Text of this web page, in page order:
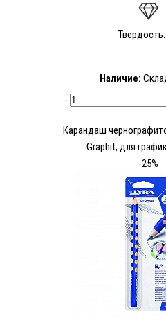
Наличие:
-
Карандаш
Graphit, для
-25%